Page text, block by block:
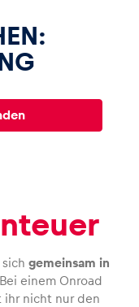
Alle anzeigen
Alle anzeigen
gemeinsam in
einem Onroad
ihr nicht nur den